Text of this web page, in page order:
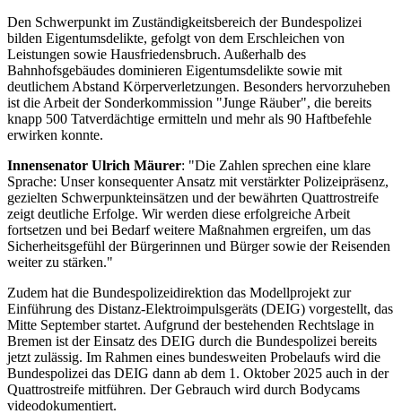
Den Schwerpunkt im Zuständigkeitsbereich der Bundespolizei
bilden Eigentumsdelikte, gefolgt von dem Erschleichen von
Leistungen sowie Hausfriedensbruch. Außerhalb des
Bahnhofsgebäudes dominieren Eigentumsdelikte sowie mit
deutlichem Abstand Körperverletzungen. Besonders hervorzuheben
ist die Arbeit der Sonderkommission "Junge Räuber", die bereits
knapp 500 Tatverdächtige ermitteln und mehr als 90 Haftbefehle
erwirken konnte.
Innensenator Ulrich Mäurer: "Die Zahlen sprechen eine klare
Sprache: Unser konsequenter Ansatz mit verstärkter Polizeipräsenz,
gezielten Schwerpunkteinsätzen und der bewährten Quattrostreife
zeigt deutliche Erfolge. Wir werden diese erfolgreiche Arbeit
fortsetzen und bei Bedarf weitere Maßnahmen ergreifen, um das
Sicherheitsgefühl der Bürgerinnen und Bürger sowie der Reisenden
weiter zu stärken."
Zudem hat die Bundespolizeidirektion das Modellprojekt zur
Einführung des Distanz-Elektroimpulsgeräts (DEIG) vorgestellt, das
Mitte September startet. Aufgrund der bestehenden Rechtslage in
Bremen ist der Einsatz des DEIG durch die Bundespolizei bereits
jetzt zulässig. Im Rahmen eines bundesweiten Probelaufs wird die
Bundespolizei das DEIG dann ab dem 1. Oktober 2025 auch in der
Quattrostreife mitführen. Der Gebrauch wird durch Bodycams
videodokumentiert.